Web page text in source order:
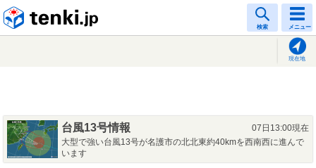
検索 メニュー
現在地
台風13号情報
07日13:00現在
大型で強い台風13号が名護市の北北東約40kmを西南西に進んで
います